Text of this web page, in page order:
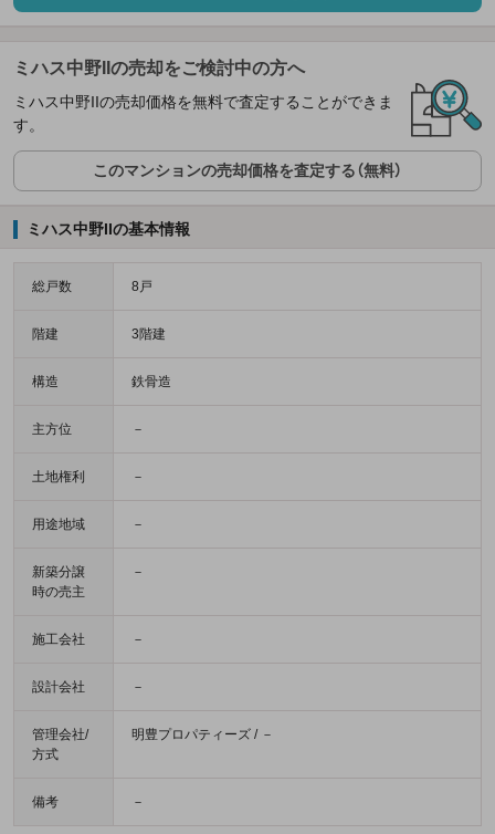
ミハス中野IIの売却をご検討中の方へ
ミハス中野IIの売却価格を無料で査定することができま
す。
このマンションの売却価格を査定する（無料）
ミハス中野IIの基本情報
総戸数 8戸
階建 3階建
構造 鉄骨造
主方位 －
土地権利 －
用途地域 －
新築分譲
時の売主
－
施工会社 －
設計会社 －
管理会社/
方式
明豊プロパティーズ / －
備考 －